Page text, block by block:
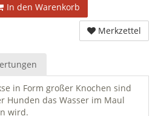
In den Warenkorb
Merkzettel
in Form großer Knochen sind
Hunden das Wasser im Maul
wird.